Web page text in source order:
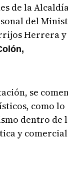
de la
del
Herrera y
se
como lo
dentro de
y